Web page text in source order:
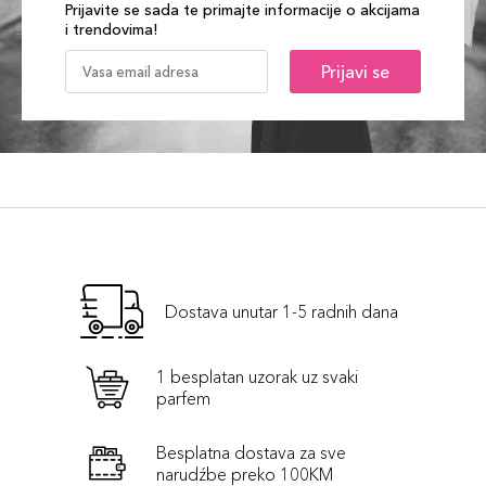
Prijavite se sada te primajte informacije o akcijama
i trendovima!
Prijavi se
Dostava unutar 1-5 radnih dana
1 besplatan uzorak uz svaki
parfem
Besplatna dostava za sve
narudźbe preko 100KM